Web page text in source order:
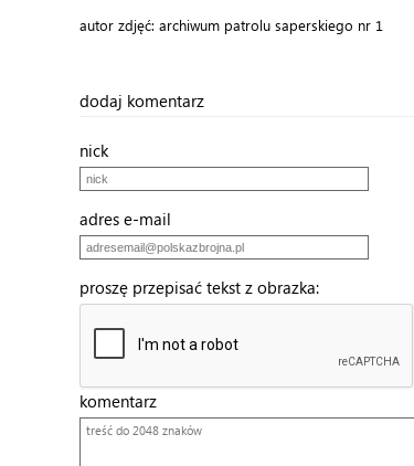
autor zdjęć: archiwum patrolu saperskiego nr 1
dodaj komentarz
nick
adres e-mail
proszę przepisać tekst z obrazka:
komentarz